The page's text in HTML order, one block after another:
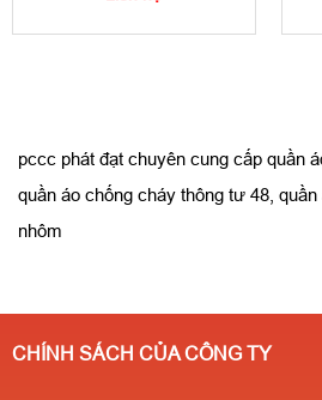
pccc phát đạt chuyên cung cấp quần
quần áo chống cháy thông tư 48,
nhôm
CHÍNH SÁCH CỦA CÔNG TY